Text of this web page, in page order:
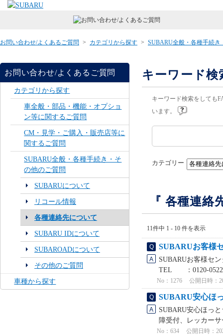
お問い合わせ/よくあるご質問 > カテゴリから探す > SUBARU全般・各種手続き
お問い合わせ/よくあるご質問
カテゴリから探す
車全般・部品・機能・オプショ
ン等に関するご質問
CM・見学・ご購入・販売店等に
関するご質問
SUBARU全般・各種手続き・そ
の他のご質問
SUBARUについて
リコール情報
各種連絡先について
SUBARU IDについて
SUBAROADについて
その他のご質問
車種から探す
キーワード検
キーワード検索をしても
います。
カテゴリー
『 各種連
11件中 1 - 10 件を表示
SUBARUお客様
SUBARUお客様セ
TEL ：0120-
No：1276 公開日時：
SUBARU安心ほ
SUBARU安心ほっ
障受付、レッカー
No：634 公開日時：